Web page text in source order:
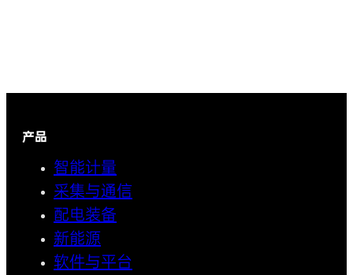
产品
智能计量
采集与通信
配电装备
新能源
软件与平台